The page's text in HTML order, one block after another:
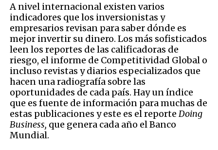
A nivel internacional existen varios
indicadores que los inversionistas y
empresarios revisan para saber dónde es
mejor invertir su dinero. Los más sofisticados
leen los reportes de las calificadoras de
riesgo, el informe de Competitividad Global o
incluso revistas y diarios especializados que
hacen una radiografía sobre las
oportunidades de cada país. Hay un índice
que es fuente de información para muchas de
estas publicaciones y este es el reporte Doing
Business, que genera cada año el Banco
Mundial.